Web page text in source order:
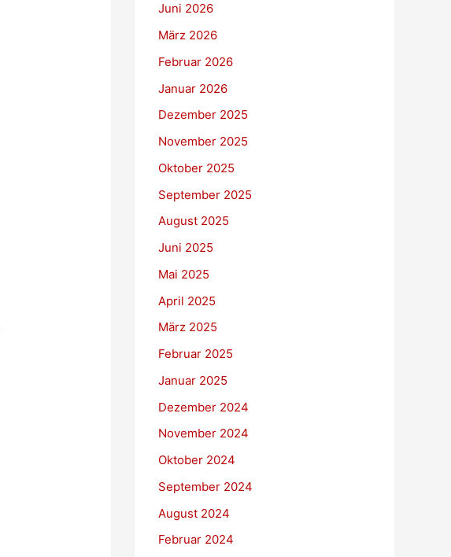
Juni 2026
März 2026
Februar 2026
Januar 2026
Dezember 2025
November 2025
Oktober 2025
September 2025
August 2025
Juni 2025
Mai 2025
April 2025
März 2025
Februar 2025
Januar 2025
Dezember 2024
November 2024
Oktober 2024
September 2024
August 2024
Februar 2024